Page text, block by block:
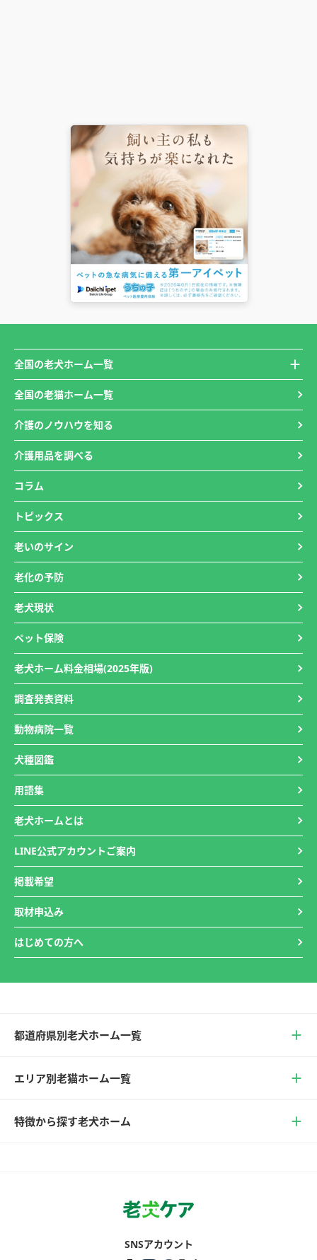
全国の老犬ホーム一覧
全国の老猫ホーム一覧
介護のノウハウを知る
介護用品を調べる
コラム
トピックス
老いのサイン
老化の予防
老犬現状
ペット保険
老犬ホーム料金相場(2025年版)
調査発表資料
動物病院一覧
犬種図鑑
用語集
老犬ホームとは
LINE公式アカウントご案内
掲載希望
取材申込み
はじめての方へ
都道府県別老犬ホーム一覧
エリア別老猫ホーム一覧
特徴から探す老犬ホーム
SNSアカウント